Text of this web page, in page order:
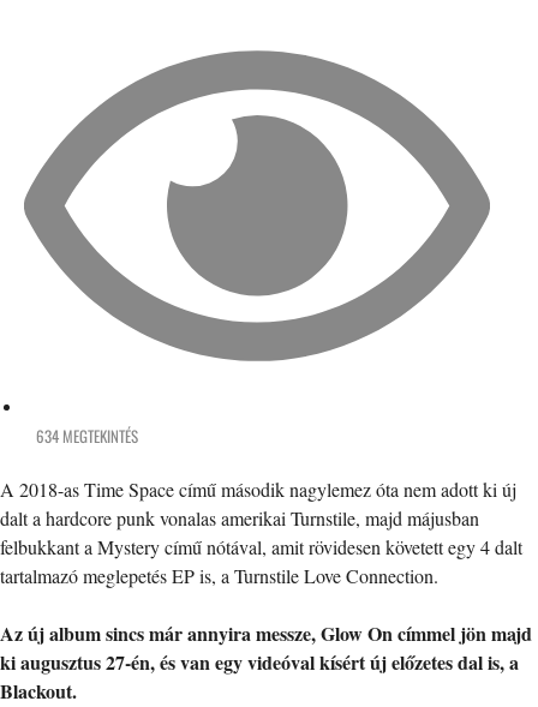
634 MEGTEKINTÉS
A 2018-as Time Space című második nagylemez óta nem adott ki új
dalt a hardcore punk vonalas amerikai Turnstile, majd májusban
felbukkant a Mystery című nótával, amit rövidesen követett egy 4 dalt
tartalmazó meglepetés EP is, a Turnstile Love Connection.
Az új album sincs már annyira messze, Glow On címmel jön majd
ki augusztus 27-én, és van egy videóval kísért új előzetes dal is, a
Blackout.